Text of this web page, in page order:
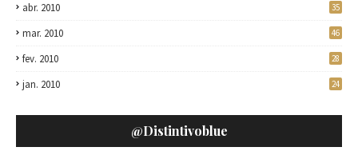
abr. 2010 35
mar. 2010 46
fev. 2010 28
jan. 2010 24
@distintivoblue